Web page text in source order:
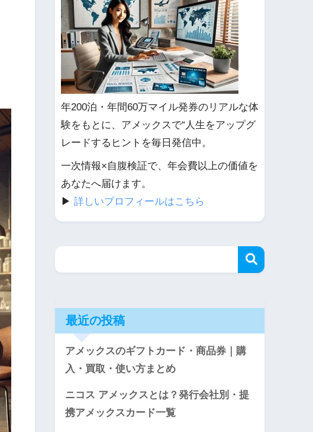
年200泊・年間60万マイル発券のリアルな体
験をもとに、アメックスで“人生をアップグ
レードするヒントを毎日発信中。
一次情報×自腹検証で、年会費以上の価値を
あなたへ届けます。
▶︎ 詳しいプロフィールはこちら
最近の投稿
アメックスのギフトカード・商品券｜購
入・買取・使い方まとめ
ニコス アメックスとは？発行会社別・提
携アメックスカード一覧